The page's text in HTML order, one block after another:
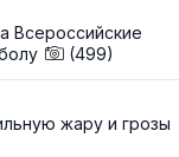
Всероссийские
(499)
жару и грозы